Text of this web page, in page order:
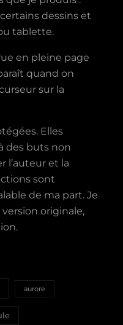
dessins et
tablette.
en pleine page
quand on
sur la
Elles
des buts non
l’auteur et la
sont
de ma part. Je
originale,
aurore